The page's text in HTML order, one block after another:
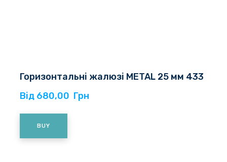
Горизонтальні жалюзі METAL 25 мм 433
Від 680,00  Грн
BUY